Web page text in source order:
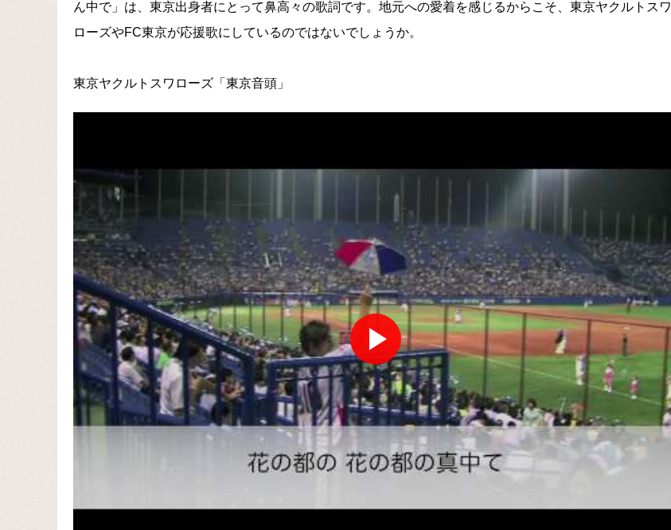
ん中で」は、東京出身者にとって鼻高々の歌詞です。地元への愛着を感じるからこそ、東京ヤクルトスワ
ローズやFC東京が応援歌にしているのではないでしょうか。
東京ヤクルトスワローズ「東京音頭」